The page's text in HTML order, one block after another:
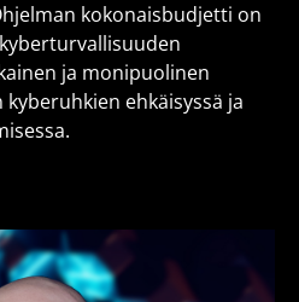
kokonaisbudjetti on
ja monipuolinen
ehkäisyssä ja